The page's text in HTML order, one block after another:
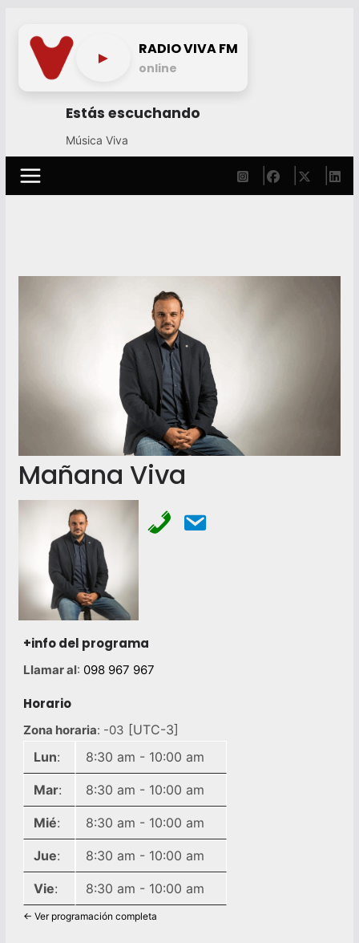
content
► RADIO VIVA FM
online
Estás escuchando
Música Viva
Mañana Viva
+info del programa
Llamar al: 098 967 967
Horario
Zona horaria: -03 [UTC-3]
Lun: 8:30 am - 10:00 am
Mar: 8:30 am - 10:00 am
Mié: 8:30 am - 10:00 am
Jue: 8:30 am - 10:00 am
Vie: 8:30 am - 10:00 am
← Ver programación completa